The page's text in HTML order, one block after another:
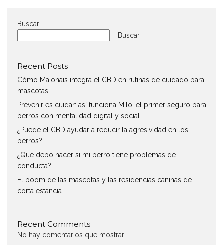
Buscar
Buscar
Recent Posts
Cómo Maionais integra el CBD en rutinas de cuidado para
mascotas
Prevenir es cuidar: así funciona Milo, el primer seguro para
perros con mentalidad digital y social
¿Puede el CBD ayudar a reducir la agresividad en los
perros?
¿Qué debo hacer si mi perro tiene problemas de
conducta?
El boom de las mascotas y las residencias caninas de
corta estancia
Recent Comments
No hay comentarios que mostrar.